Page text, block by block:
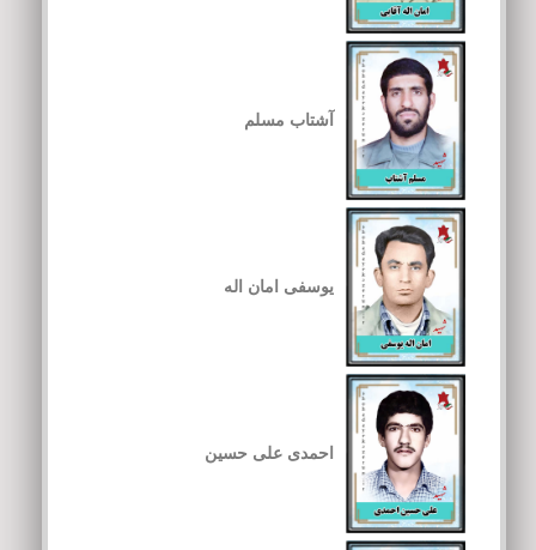
آشتاب مسلم
یوسفی امان اله
احمدی علی حسین